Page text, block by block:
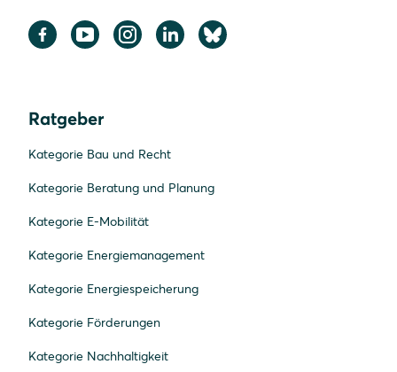
Ratgeber
Kategorie Bau und Recht
Kategorie Beratung und Planung
Kategorie E-Mobilität
Kategorie Energiemanagement
Kategorie Energiespeicherung
Kategorie Förderungen
Kategorie Nachhaltigkeit